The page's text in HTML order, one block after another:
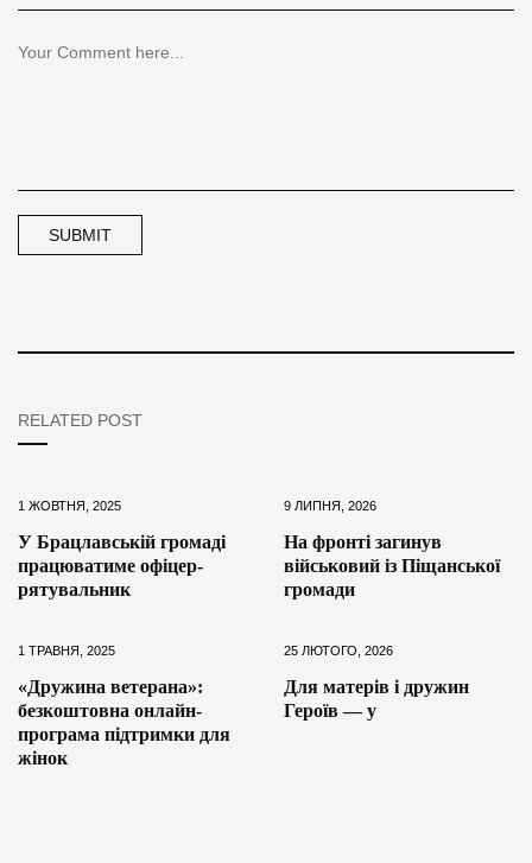
RELATED POST
1 ЖОВТНЯ, 2025
У Брацлавській громаді
працюватиме офіцер-
рятувальник
9 ЛИПНЯ, 2026
На фронті загинув
військовий із Піщанської
громади
1 ТРАВНЯ, 2025
«Дружина ветерана»:
безкоштовна онлайн-
програма підтримки для
жінок
25 ЛЮТОГО, 2026
Для матерів і дружин
Героїв — у